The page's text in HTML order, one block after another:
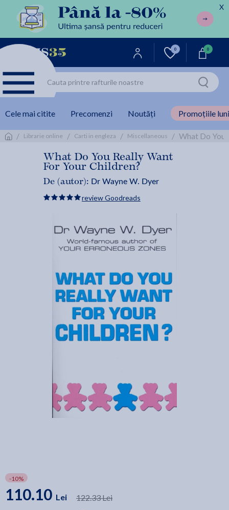
X
0 0
Cele mai citite Precomenzi Noutăți Promoțiile
/ Librarie online / Carti in engleza / Miscellaneous / What Do You
What Do You Really Want
For Your Children?
De (autor): Dr Wayne W. Dyer
review Goodreads
-10%
110.10 Lei
122.33 Lei